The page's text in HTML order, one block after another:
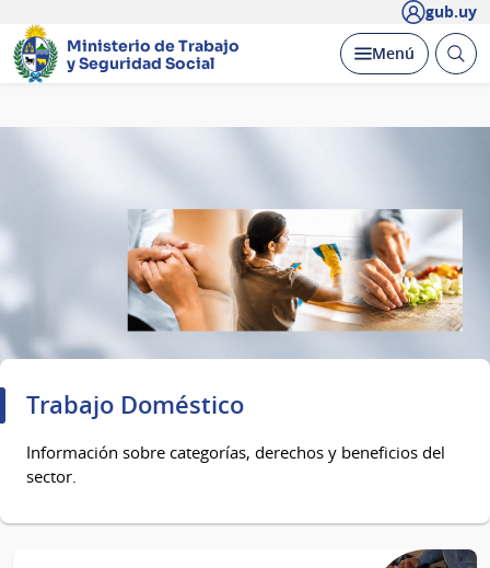
gub.uy
Ministerio de Trabajo
y Seguridad Social
Desplegar
Menú Abrir
Trabajo Doméstico
Información sobre categorías, derechos y beneficios del
sector.